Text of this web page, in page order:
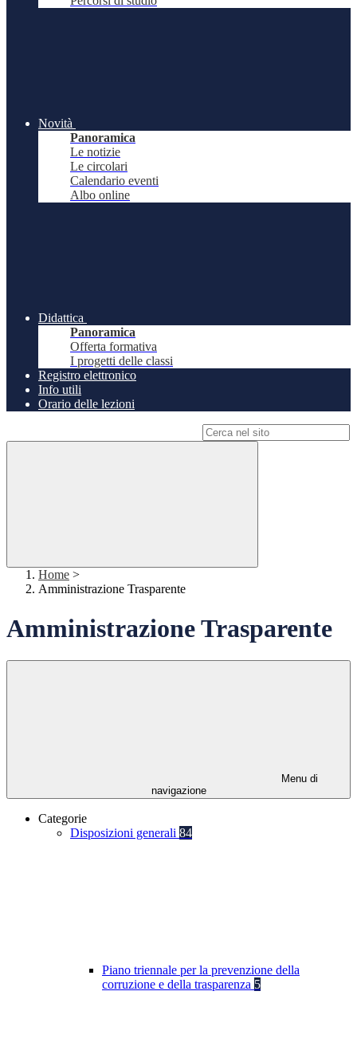
Novità
Panoramica
Le notizie
Le circolari
Calendario eventi
Albo online
Didattica
Panoramica
Offerta formativa
I progetti delle classi
Registro elettronico
Info utili
Orario delle lezioni
Home >
Amministrazione Trasparente
Amministrazione Trasparente
Menu di
navigazione
Categorie
Disposizioni generali 84
Piano triennale per la prevenzione della
corruzione e della trasparenza 5